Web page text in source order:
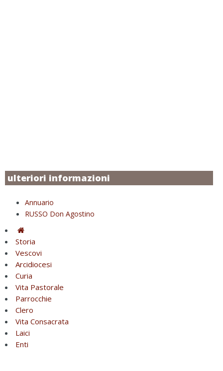
ulteriori informazioni
Annuario
RUSSO Don Agostino
Storia
Vescovi
Arcidiocesi
Curia
Vita Pastorale
Parrocchie
Clero
Vita Consacrata
Laici
Enti